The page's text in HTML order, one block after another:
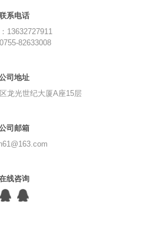
系电话
13632727911
82633008
司地址
龙光世纪大厦A座15层
司邮箱
线咨询